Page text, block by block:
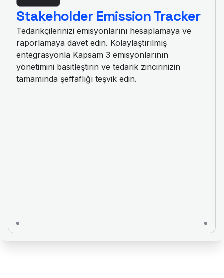
Stakeholder Emission Tracker
Tedarikçilerinizi emisyonlarını hesaplamaya ve
raporlamaya davet edin. Kolaylaştırılmış
entegrasyonla Kapsam 3 emisyonlarının
yönetimini basitleştirin ve tedarik zincirinizin
tamamında şeffaflığı teşvik edin.